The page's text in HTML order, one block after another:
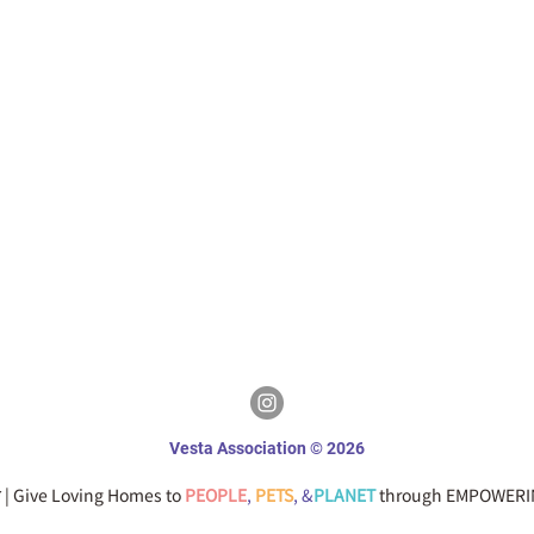
Vesta Association © 2026
| Give Loving Homes to PEOPLE, PETS, &PLANETthrough